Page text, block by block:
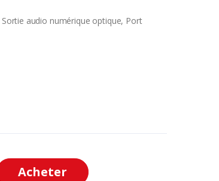
audio numérique optique, Port
Acheter